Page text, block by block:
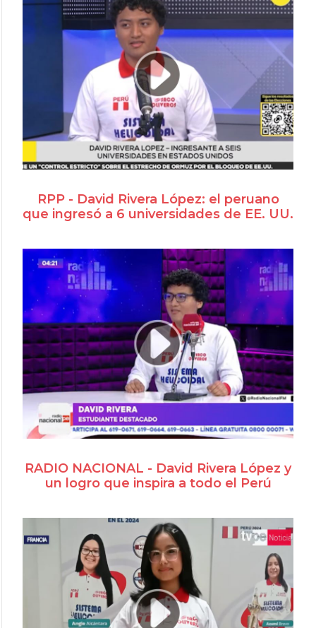
RPP - David Rivera López: el peruano
que ingresó a 6 universidades de EE. UU.
RADIO NACIONAL - David Rivera López y
un logro que inspira a todo el Perú